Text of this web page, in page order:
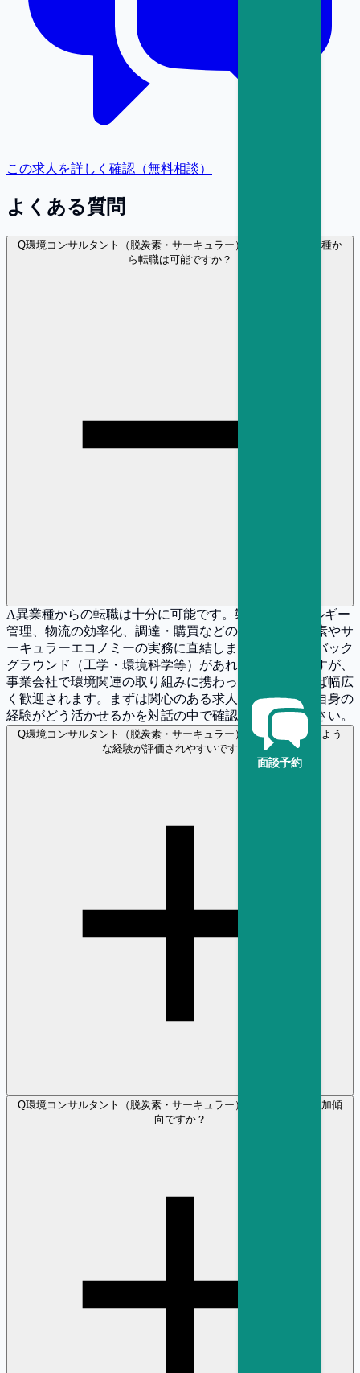
面談予約
この求人を詳しく確認（無料相談）
よくある質問
Q環境コンサルタント（脱炭素・サーキュラー） に異業種・異職種か
ら転職は可能ですか？
A異業種からの転職は十分に可能です。製造業のエネルギー
管理、物流の効率化、調達・購買などの経験は、脱炭素やサ
ーキュラーエコノミーの実務に直結します。技術的なバック
グラウンド（工学・環境科学等）があればなお有利ですが、
事業会社で環境関連の取り組みに携わった経験があれば幅広
く歓迎されます。まずは関心のある求人に応募し、ご自身の
経験がどう活かせるかを対話の中で確認してみてください。
Q環境コンサルタント（脱炭素・サーキュラー） の選考ではどのよう
な経験が評価されやすいですか？
Q環境コンサルタント（脱炭素・サーキュラー） の採用需要は増加傾
向ですか？